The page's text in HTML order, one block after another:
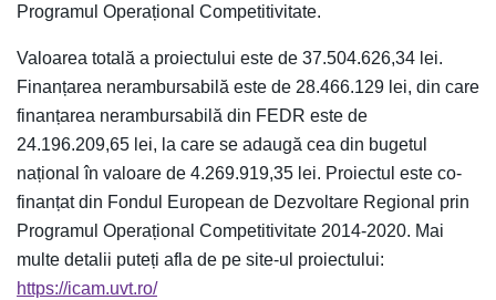
Programul Operațional Competitivitate.
Valoarea totală a proiectului este de 37.504.626,34 lei.
Finanțarea nerambursabilă este de 28.466.129 lei, din care
finanțarea nerambursabilă din FEDR este de
24.196.209,65 lei, la care se adaugă cea din bugetul
național în valoare de 4.269.919,35 lei. Proiectul este co-
finanțat din Fondul European de Dezvoltare Regional prin
Programul Operațional Competitivitate 2014-2020. Mai
multe detalii puteți afla de pe site-ul proiectului:
https://icam.uvt.ro/